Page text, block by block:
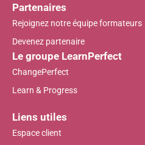
Partenaires
Rejoignez notre équipe formateurs
Devenez partenaire
Le groupe LearnPerfect
ChangePerfect
Learn & Progress
Liens utiles
Espace client